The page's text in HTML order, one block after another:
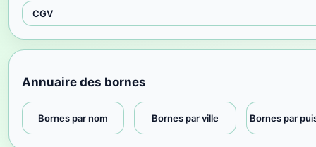
CGV
Annuaire des bornes
Bornes par nom Bornes par ville Bornes par